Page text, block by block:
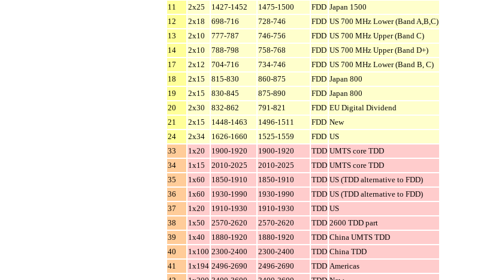
11
2x25 1427-1452 1475-1500 FDD Japan 1500
12
2x18 698-716 728-746 FDD US 700 MHz Lower (Band A,B,C)
13
2x10 777-787 746-756 FDD US 700 MHz Upper (Band C)
14
2x10 788-798 758-768 FDD US 700 MHz Upper (Band D+)
17
2x12 704-716 734-746 FDD US 700 MHz Lower (Band B, C)
18
2x15 815-830 860-875 FDD Japan 800
19
2x15 830-845 875-890 FDD Japan 800
20
2x30 832-862 791-821 FDD EU Digital Dividend
21
2x15 1448-1463 1496-1511 FDD New
24
2x34 1626-1660 1525-1559 FDD US
33
1x20 1900-1920 1900-1920 TDD UMTS core TDD
34
1x15 2010-2025 2010-2025 TDD UMTS core TDD
35
1x60 1850-1910 1850-1910 TDD US (TDD alternative to FDD)
36
1x60 1930-1990 1930-1990 TDD US (TDD alternative to FDD)
37
1x20 1910-1930 1910-1930 TDD US
38
1x50 2570-2620 2570-2620 TDD 2600 TDD part
39
1x40 1880-1920 1880-1920 TDD China UMTS TDD
40
1x100 2300-2400 2300-2400 TDD China TDD
41
1x194 2496-2690 2496-2690 TDD Americas